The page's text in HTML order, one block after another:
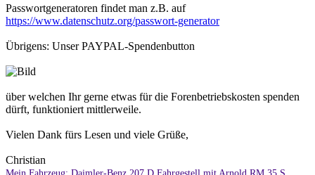
Passwortgeneratoren findet man z.B. auf
https://www.datenschutz.org/passwort-generator
Übrigens: Unser PAYPAL-Spendenbutton
über welchen Ihr gerne etwas für die Forenbetriebskosten spenden
dürft, funktioniert mittlerweile.
Vielen Dank fürs Lesen und viele Grüße,
Christian